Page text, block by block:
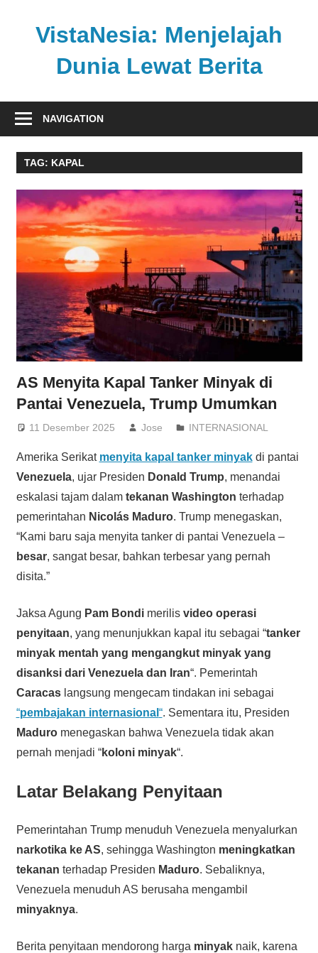
VistaNesia: Menjelajah
Dunia Lewat Berita
nasional
global
dalam
platform
informatif
NAVIGATION
TAG: KAPAL
AS Menyita Kapal Tanker Minyak di
Pantai Venezuela, Trump Umumkan
11 Desember 2025 Jose INTERNASIONAL
Amerika Serikat menyita kapal tanker minyakdi pantai
Venezuela, ujar Presiden Donald Trump, menandai
eskalasi tajam dalam tekanan Washington terhadap
pemerintahan Nicolás Maduro. Trump menegaskan,
“Kami baru saja menyita tanker di pantai Venezuela –
besar, sangat besar, bahkan terbesar yang pernah
disita.”
Jaksa Agung Pam Bondimerilis video operasi
penyitaan, yang menunjukkan kapal itu sebagai “tanker
minyak mentah yang mengangkut minyak yang
disanksi dari Venezuela dan Iran“. Pemerintah
Caracaslangsung mengecam tindakan ini sebagai
“pembajakan internasional “. Sementara itu, Presiden
Maduromenegaskan bahwa Venezuela tidak akan
pernah menjadi “koloni minyak“.
Latar Belakang Penyitaan
Pemerintahan Trump menuduh Venezuela menyalurkan
narkotika ke AS, sehingga Washington meningkatkan
tekanan terhadap Presiden Maduro. Sebaliknya,
Venezuela menuduh AS berusaha mengambil
minyaknya.
Berita penyitaan mendorong harga minyaknaik, karena